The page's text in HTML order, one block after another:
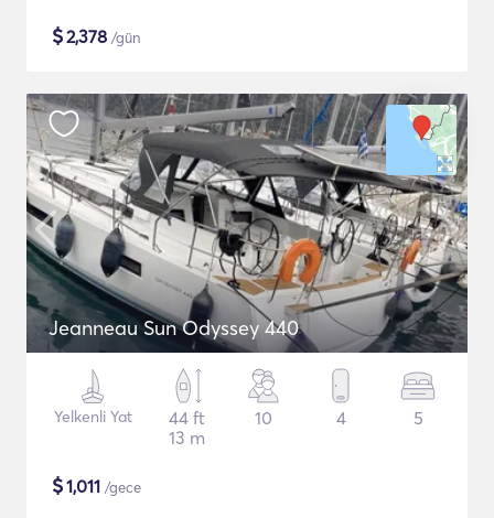
$2,378 /gün
Jeanneau Sun Odyssey 440
Yelkenli Yat
44 ft
13 m
10 4 5
$1,011 /gece